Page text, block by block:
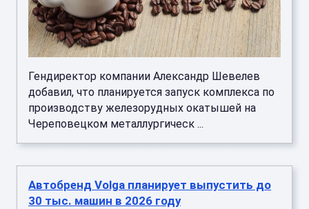
Гендиректор компании Александр Шевелев
добавил, что планируется запуск комплекса по
производству железорудных окатышей на
Череповецком металлургическ ...
Автобренд Volga планирует выпустить до
30 тыс. машин в 2026 году